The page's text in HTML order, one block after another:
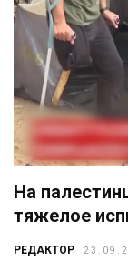
На
тяжелое
РЕДАКТОР